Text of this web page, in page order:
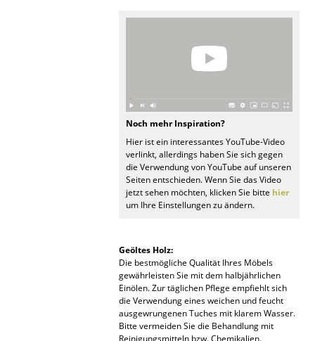
Aufbewahrungsboxen
... alle Accessoires
Noch mehr Inspiration?
Hier ist ein interessantes YouTube-Video
verlinkt, allerdings haben Sie sich gegen
die Verwendung von YouTube auf unseren
Seiten entschieden. Wenn Sie das Video
jetzt sehen möchten, klicken Sie bitte hier
um Ihre Einstellungen zu ändern.
Geöltes Holz:
Die bestmögliche Qualität Ihres Möbels
gewährleisten Sie mit dem halbjährlichen
Einölen. Zur täglichen Pflege empfiehlt sich
die Verwendung eines weichen und feucht
ausgewrungenen Tuches mit klarem Wasser.
Bitte vermeiden Sie die Behandlung mit
Reinigungsmitteln bzw. Chemikalien.